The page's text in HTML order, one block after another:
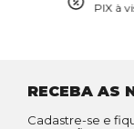
PIX à
RECEBA AS
Cadastre-se e